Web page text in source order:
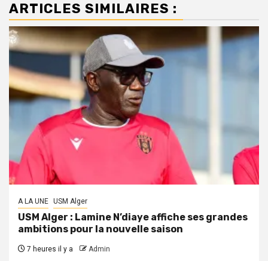
ARTICLES SIMILAIRES :
A LA UNE USM Alger
USM Alger : Lamine N’diaye affiche ses grandes
ambitions pour la nouvelle saison
7 heures il y a Admin